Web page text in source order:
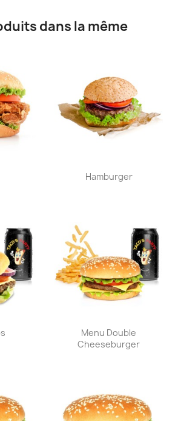
dans la même
Aperçu rapide
Hamburger
Aperçu rapide
Menu Double
Cheeseburger